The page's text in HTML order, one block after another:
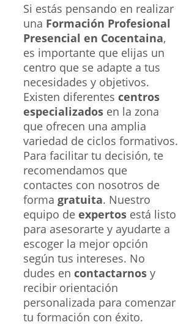
Si estás pensando en realizar
una Formación Profesional
Presencial en Cocentaina,
es importante que elijas un
centro que se adapte a tus
necesidades y objetivos.
Existen diferentes centros
especializados en la zona
que ofrecen una amplia
variedad de ciclos formativos.
Para facilitar tu decisión, te
recomendamos que
contactes con nosotros de
forma gratuita. Nuestro
equipo de expertos está listo
para asesorarte y ayudarte a
escoger la mejor opción
según tus intereses. No
dudes en contactarnos y
recibir orientación
personalizada para comenzar
tu formación con éxito.